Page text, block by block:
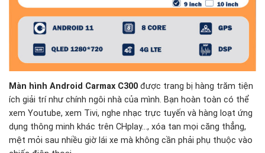
Màn hình Android Carmax C300 được trang bị hàng trăm tiện
ích giải trí như chính ngôi nhà của mình. Bạn hoàn toàn có thể
xem Youtube, xem Tivi, nghe nhạc trực tuyến và hàng loạt ứng
dụng thông minh khác trên CHplay…, xóa tan mọi căng thẳng,
mệt mỏi sau nhiều giờ lái xe mà không cần phải phụ thuộc vào